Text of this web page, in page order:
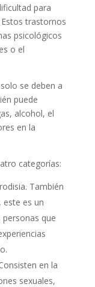
para
trastornos
psicológicos
o el
se deben a
puede
alcohol, el
en la
categorías:
También
este es un
que
en la
sexuales,